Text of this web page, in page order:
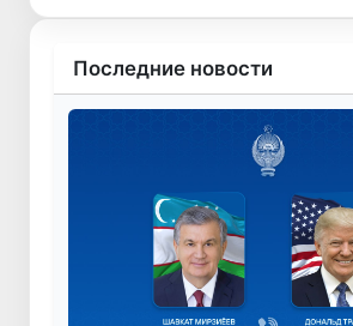
Последние новости